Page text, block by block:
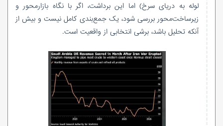
لوله به دریای سرخ) اما این برداشت، اگر با نگاه بازارمحور و
زیرساخت‌محور بررسی شود، یک جمع‌بندی کامل نیست و بیش از
آنکه تحلیل باشد، برشی انتخابی از واقعیت است.